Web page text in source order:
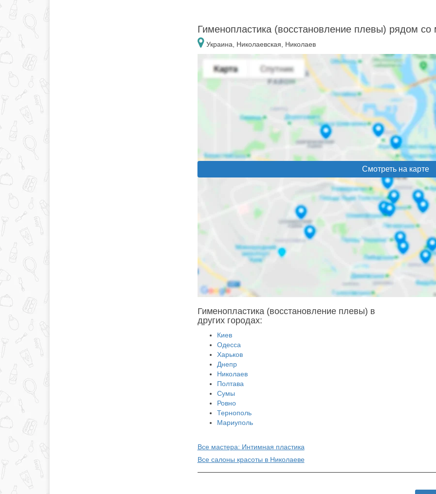
Гименопластика (восстановление плевы) рядом со
Украина, Николаевская, Николаев
Смотреть на карте
Гименопластика (восстановление плевы) в
других городах:
Киев
Одесса
Харьков
Днепр
Николаев
Полтава
Сумы
Ровно
Тернополь
Мариуполь
Все мастера: Интимная пластика
Все салоны красоты в Николаеве